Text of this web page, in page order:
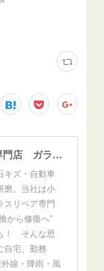
ウインドガラスリペア専門店 ガラスリペア・ヨシダ グラスウェルドジャパン 正規施工店 小松市
キズ・自動車
磨。当社は小
スリペア専門
から修復へ”
！ そんな思
自宅、勤務
線・降雨・風